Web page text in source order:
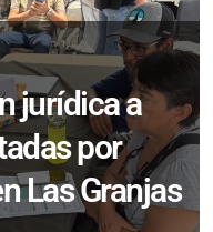
jurídica a
por
Las Granjas